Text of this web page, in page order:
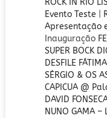
ROCK IN RIO
Evento Teste
Apresentação
Inauguração
SUPER BOCK
DESFILE
SÉRGIO & OS
CAPICUA @
DAVID
NUNO GAMA